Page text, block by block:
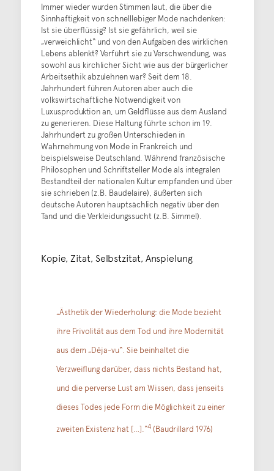
Immer wieder wurden Stimmen laut, die über die
Sinnhaftigkeit von schnelllebiger Mode nachdenken:
Ist sie überflüssig? Ist sie gefährlich, weil sie
„verweichlicht“ und von den Aufgaben des wirklichen
Lebens ablenkt? Verführt sie zu Verschwendung, was
sowohl aus kirchlicher Sicht wie aus der bürgerlicher
Arbeitsethik abzulehnen war? Seit dem 18.
Jahrhundert führen Autoren aber auch die
volkswirtschaftliche Notwendigkeit von
Luxusproduktion an, um Geldflüsse aus dem Ausland
zu generieren. Diese Haltung führte schon im 19.
Jahrhundert zu großen Unterschieden in
Wahrnehmung von Mode in Frankreich und
beispielsweise Deutschland. Während französische
Philosophen und Schriftsteller Mode als integralen
Bestandteil der nationalen Kultur empfanden und über
sie schrieben (z.B. Baudelaire), äußerten sich
deutsche Autoren hauptsächlich negativ über den
Tand und die Verkleidungssucht (z.B. Simmel).
Kopie, Zitat, Selbstzitat, Anspielung
„Ästhetik der Wiederholung: die Mode bezieht
ihre Frivolität aus dem Tod und ihre Modernität
aus dem „Déja-vu“. Sie beinhaltet die
Verzweiflung darüber, dass nichts Bestand hat,
und die perverse Lust am Wissen, dass jenseits
dieses Todes jede Form die Möglichkeit zu einer
zweiten Existenz hat […].“4(Baudrillard 1976)